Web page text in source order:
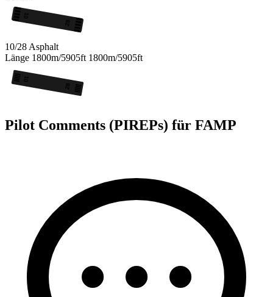
28
10
10/28 Asphalt
Länge 1800m/5905ft 1800m/5905ft
28
10
Pilot Comments (PIREPs) für FAMP